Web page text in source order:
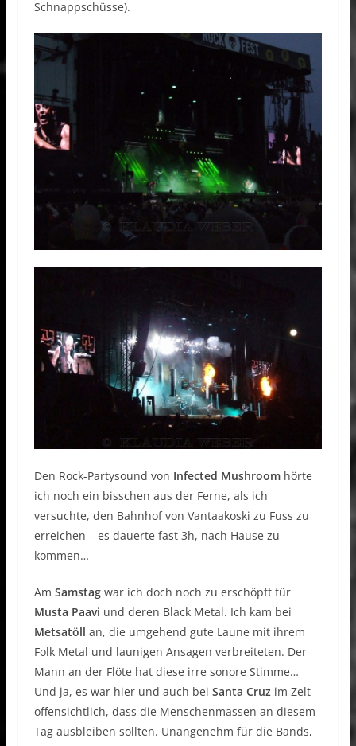
Schnappschüsse).
Den Rock-Partysound von Infected Mushroomhörte
ich noch ein bisschen aus der Ferne, als ich
versuchte, den Bahnhof von Vantaakoski zu Fuss zu
erreichen – es dauerte fast 3h, nach Hause zu
kommen…
Am Samstagwar ich doch noch zu erschöpft für
Musta Paavi und deren Black Metal. Ich kam bei
Metsatöll an, die umgehend gute Laune mit ihrem
Folk Metal und launigen Ansagen verbreiteten. Der
Mann an der Flöte hat diese irre sonore Stimme…
Und ja, es war hier und auch bei Santa Cruzim Zelt
offensichtlich, dass die Menschenmassen an diesem
Tag ausbleiben sollten. Unangenehm für die Bands,